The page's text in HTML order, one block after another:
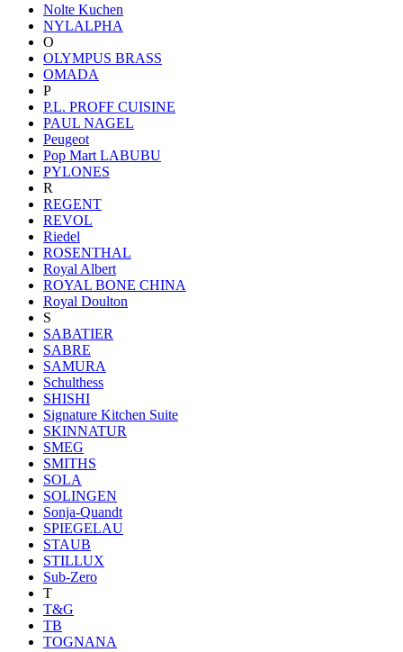
Nolte Kuchen
NYLALPHA
O
OLYMPUS BRASS
OMADA
P
P.L. PROFF CUISINE
PAUL NAGEL
Peugeot
Pop Mart LABUBU
PYLONES
R
REGENT
REVOL
Riedel
ROSENTHAL
Royal Albert
ROYAL BONE CHINA
Royal Doulton
S
SABATIER
SABRE
SAMURA
Schulthess
SHISHI
Signature Kitchen Suite
SKINNATUR
SMEG
SMITHS
SOLA
SOLINGEN
Sonja-Quandt
SPIEGELAU
STAUB
STILLUX
Sub-Zero
T
T&G
TB
TOGNANA